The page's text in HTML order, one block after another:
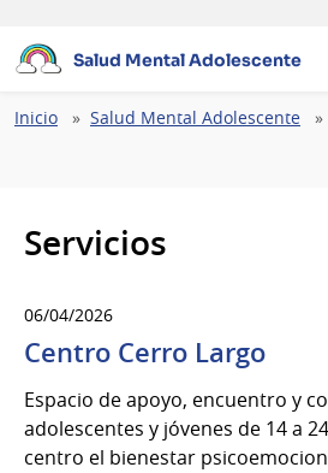
Salud Mental Adolescente
Ruta
Inicio Salud Mental Adolescente
Servicios
06/04/2026
Centro Cerro Largo
Espacio de apoyo, encuentro y
adolescentes y jóvenes de 14 a
centro el bienestar